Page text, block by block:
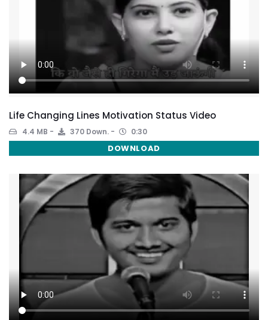
Life Changing Lines Motivation Status Video
4.4 MB 370 Down. 0:30
DOWNLOAD